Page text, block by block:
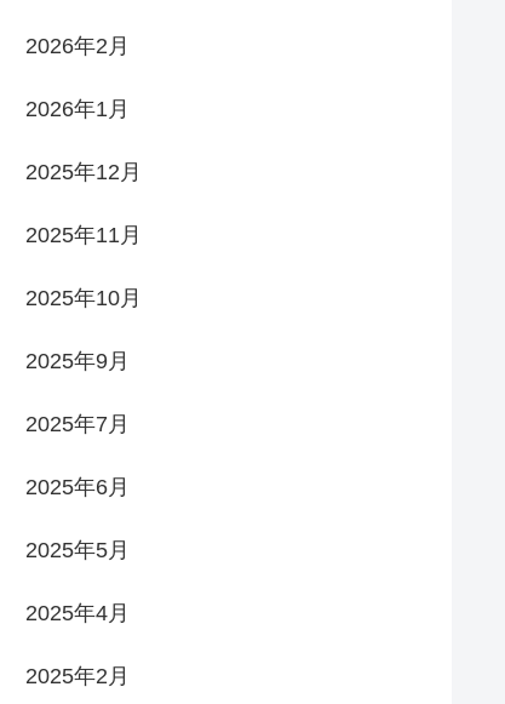
2026年2月
2026年1月
2025年12月
2025年11月
2025年10月
2025年9月
2025年7月
2025年6月
2025年5月
2025年4月
2025年2月